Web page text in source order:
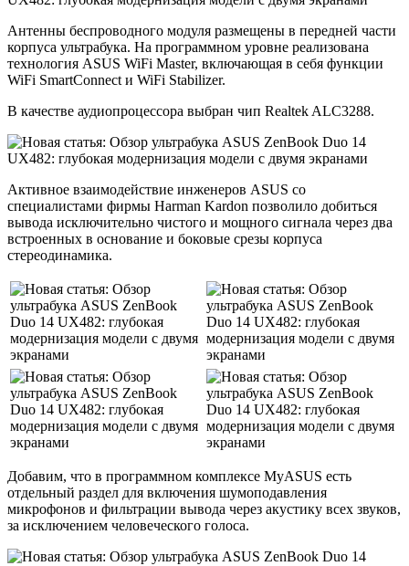
Антенны беспроводного модуля размещены в передней части
корпуса ультрабука. На программном уровне реализована
технология ASUS WiFi Master, включающая в себя функции
WiFi SmartConnect и WiFi Stabilizer.
В качестве аудиопроцессора выбран чип Realtek ALC3288.
Активное взаимодействие инженеров ASUS со
специалистами фирмы Harman Kardon позволило добиться
вывода исключительно чистого и мощного сигнала через два
встроенных в основание и боковые срезы корпуса
стереодинамика.
Добавим, что в программном комплексе MyASUS есть
отдельный раздел для включения шумоподавления
микрофонов и фильтрации вывода через акустику всех звуков,
за исключением человеческого голоса.